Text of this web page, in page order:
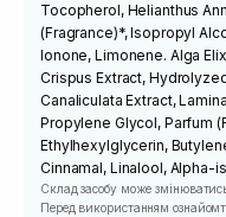
Tocopherol, Helianthus
(Fragrance)*, Isopropyl
Ionone, Limonene. Alga
Crispus Extract,
Canaliculata Extract,
Propylene Glycol, Parfum
Ethylhexylglycerin,
Cinnamal, Linalool, Alpha-
Склад засобу може
Перед використанням